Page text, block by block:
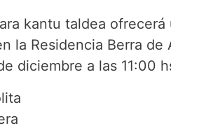
kantu taldea ofrecerá un
la Residencia Berra de Alza.
diciembre a las 11:00 hs